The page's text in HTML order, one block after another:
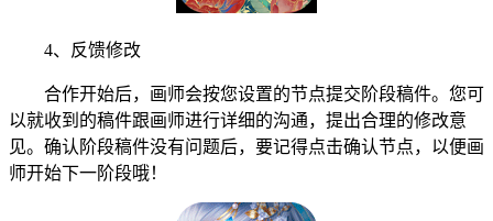
4、反馈修改
合作开始后，画师会按您设置的节点提交阶段稿件。您可
以就收到的稿件跟画师进行详细的沟通，提出合理的修改意
见。确认阶段稿件没有问题后，要记得点击确认节点，以便画
师开始下一阶段哦！